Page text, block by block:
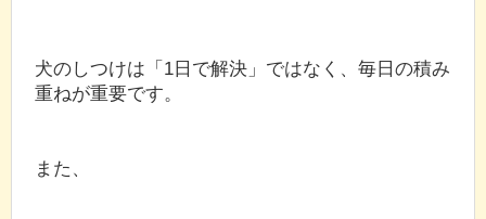
犬のしつけは「1日で解決」ではなく、毎日の積み
重ねが重要です。
また、